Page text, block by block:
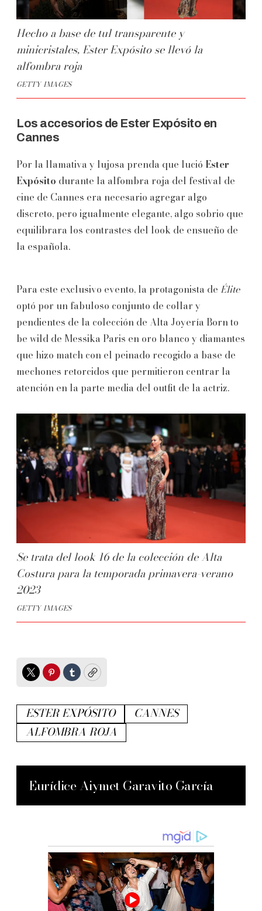
Hecho a base de tul transparente y
minicristales, Ester Expósito se llevó la
alfombra roja
GETTY IMAGES
Los accesorios de Ester Expósito en
Cannes
Por la llamativa y lujosa prenda que lució Ester
Expósito durante la alfombra roja del festival de
cine de Cannes era necesario agregar algo
discreto, pero igualmente elegante, algo sobrio que
equilibrara los contrastes del look de ensueño de
la española.
Para este exclusivo evento, la protagonista de Élite
optó por un fabuloso conjunto de collar y
pendientes de la colección de Alta Joyería Born to
be wild de Messika Paris en oro blanco y diamantes
que hizo match con el peinado recogido a base de
mechones retorcidos que permitieron centrar la
atención en la parte media del outfit de la actriz.
Se trata del look 16 de la colección de Alta
Costura para la temporada primavera-verano
2023
GETTY IMAGES
TwitterPinterest
TumblrCopy
ESTER EXPÓSITO
CANNES
ALFOMBRA ROJA
Eurídice Aiymet Garavito García